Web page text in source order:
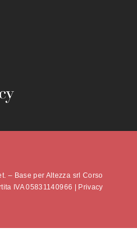
– Base per Altezza srl Corso
IVA 05831140966 |
Privacy